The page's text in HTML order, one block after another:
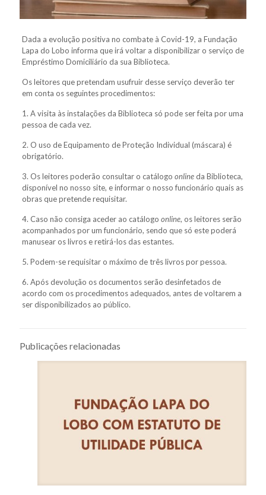
Dada a evolução positiva no combate à Covid-19, a Fundação
Lapa do Lobo informa que irá voltar a disponibilizar o serviço de
Empréstimo Domiciliário da sua Biblioteca.
Os leitores que pretendam usufruir desse serviço deverão ter
em conta os seguintes procedimentos:
1. A visita às instalações da Biblioteca só pode ser feita por uma
pessoa de cada vez.
2. O uso de Equipamento de Proteção Individual (máscara) é
obrigatório.
3. Os leitores poderão consultar o catálogo onlineda Biblioteca,
disponível no nosso site, e informar o nosso funcionário quais as
obras que pretende requisitar.
4. Caso não consiga aceder ao catálogo online, os leitores serão
acompanhados por um funcionário, sendo que só este poderá
manusear os livros e retirá-los das estantes.
5. Podem-se requisitar o máximo de três livros por pessoa.
6. Após devolução os documentos serão desinfetados de
acordo com os procedimentos adequados, antes de voltarem a
ser disponibilizados ao público.
Publicações relacionadas